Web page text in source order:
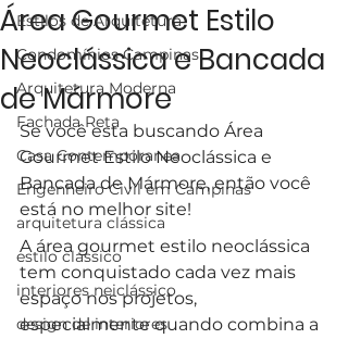
Estilos de Arquitetura
Condomínios Campinas
Arquitetura Moderna
Fachada Reta
Casa Contemporanea
Engenheiro Civil em Campinas
arquitetura clássica
estilo clássico
interiores neiclássico
design de interiores
Área Gourmet Estilo
Neoclássica e Bancada
de Mármore
Se você esta buscando Área
Gourmet Estilo Neoclássica e
Bancada de Mármore, então você
está no melhor site!
A área gourmet estilo neoclássica
tem conquistado cada vez mais
espaço nos projetos,
especialmente quando combina a